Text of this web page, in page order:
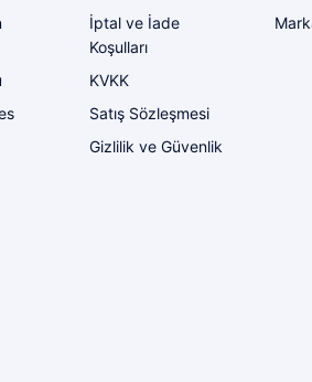
Gönderİptal ve İade
Koşulları
KVKK
Satış Sözleşmesi
Gizlilik ve Güvenlik